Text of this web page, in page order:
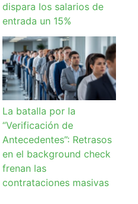
dispara los salarios de
entrada un 15%
La batalla por la
“Verificación de
Antecedentes”: Retrasos
en el background check
frenan las
contrataciones masivas